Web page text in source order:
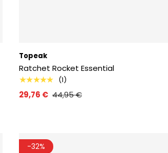
Topeak
Ratchet Rocket Essential
★★★★★ (1)
29,76 € 44,95 €
-32%